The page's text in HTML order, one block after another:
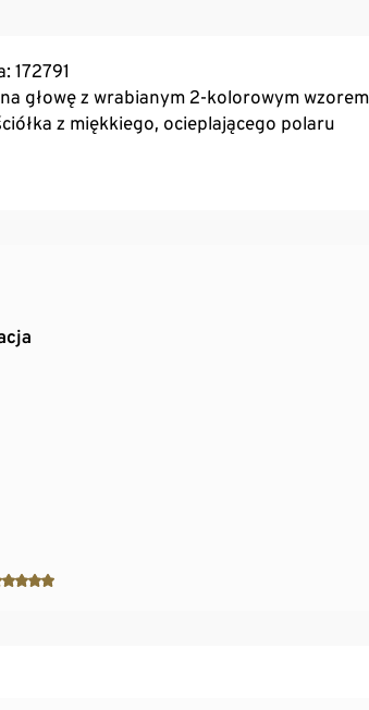
172791
głowę z wrabianym 2-kolorowym wzorem
z miękkiego, ocieplającego polaru